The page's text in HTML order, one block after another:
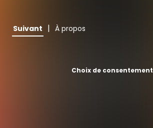
Suivant | À propos
Choix de consentement